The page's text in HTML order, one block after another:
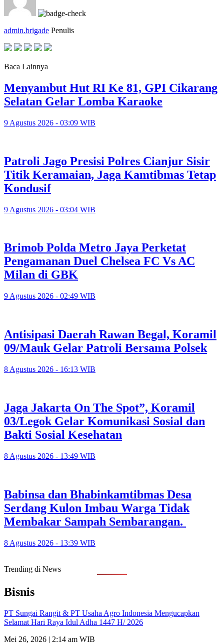
admin.brigade Penulis
Baca Lainnya
Menyambut Hut RI Ke 81, GPI Cikarang
Selatan Gelar Lomba Karaoke
9 Agustus 2026 - 03:09 WIB
Patroli Jago Presisi Polres Cianjur Sisir
Titik Keramaian, Jaga Kamtibmas Tetap
Kondusif
9 Agustus 2026 - 03:04 WIB
Brimob Polda Metro Jaya Perketat
Pengamanan Duel Chelsea FC Vs AC
Milan di GBK
9 Agustus 2026 - 02:49 WIB
Antisipasi Daerah Rawan Begal, Koramil
09/Mauk Gelar Patroli Bersama Polsek
8 Agustus 2026 - 16:13 WIB
Jaga Jakarta On The Spot”, Koramil
03/Legok Gelar Komunikasi Sosial dan
Bakti Sosial Kesehatan
8 Agustus 2026 - 13:49 WIB
Babinsa dan Bhabinkamtibmas Desa
Serdang Kulon Imbau Warga Tidak
Membakar Sampah Sembarangan.
8 Agustus 2026 - 13:39 WIB
Trending di News
Bisnis
PT Sungai Rangit & PT Usaha Agro Indonesia Mengucapkan
Selamat Hari Raya Idul Adha 1447 H/ 2026
Mei 26, 2026 | 2:14 am WIB